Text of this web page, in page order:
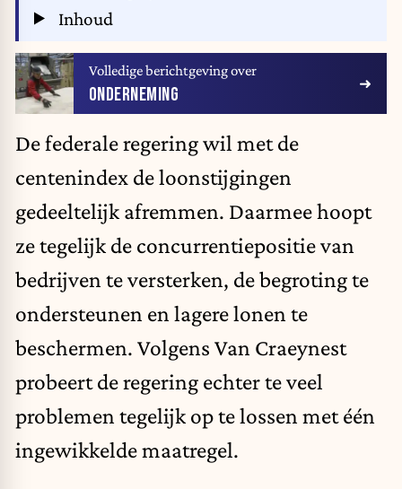
Inhoud
Volledige berichtgeving over
ONDERNEMING
De federale regering wil met de
centenindex de loonstijgingen
gedeeltelijk afremmen. Daarmee hoopt
ze tegelijk de concurrentiepositie van
bedrijven te versterken, de begroting te
ondersteunen en lagere lonen te
beschermen. Volgens Van Craeynest
probeert de regering echter te veel
problemen tegelijk op te lossen met één
ingewikkelde maatregel.